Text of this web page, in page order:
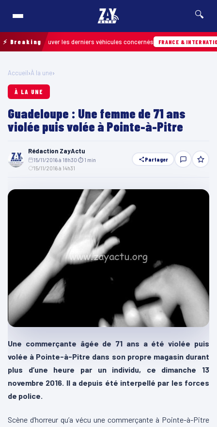
🔍
⚡ Breaking
retrouver les derniers véhicules concernés FRANCE & INTERNATIONALE
Accueil›À la une›
À LA UNE
Guadeloupe : Une femme de 71 ans
violée puis volée à Pointe-à-Pitre
Rédaction ZayActu
15/11/2016 à 18h30 ⏱ 1 min
15/11/2016 à 14h31
Partager
Une commerçante âgée de 71 ans a été violée puis
volée à Pointe-à-Pitre dans son propre magasin durant
plus d’une heure par un individu, ce dimanche 13
novembre 2016. Il a depuis été interpellé par les forces
de police.
Scène d’horreur qu’a vécu une commerçante à Pointe-à-Pitre